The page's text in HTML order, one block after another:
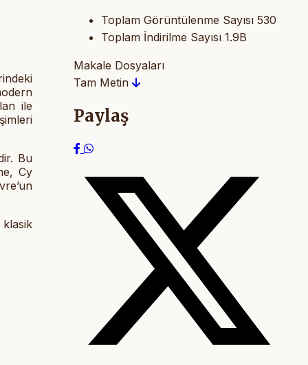
ile
Bu
Cy
klasik
Toplam Görüntülenme Sayısı 530
Toplam İndirilme Sayısı 1.9B
Makale Dosyaları
Tam Metin
Paylaş